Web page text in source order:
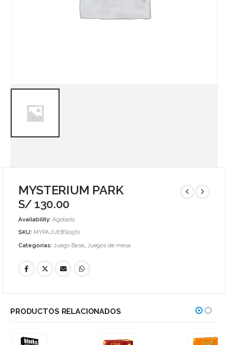
MYSTERIUM PARK
S/ 130.00
Availability: Agotado
SKU: MYPAJUEBS0570
Categorías: Juego Base, Juegos de mesa
PRODUCTOS RELACIONADOS